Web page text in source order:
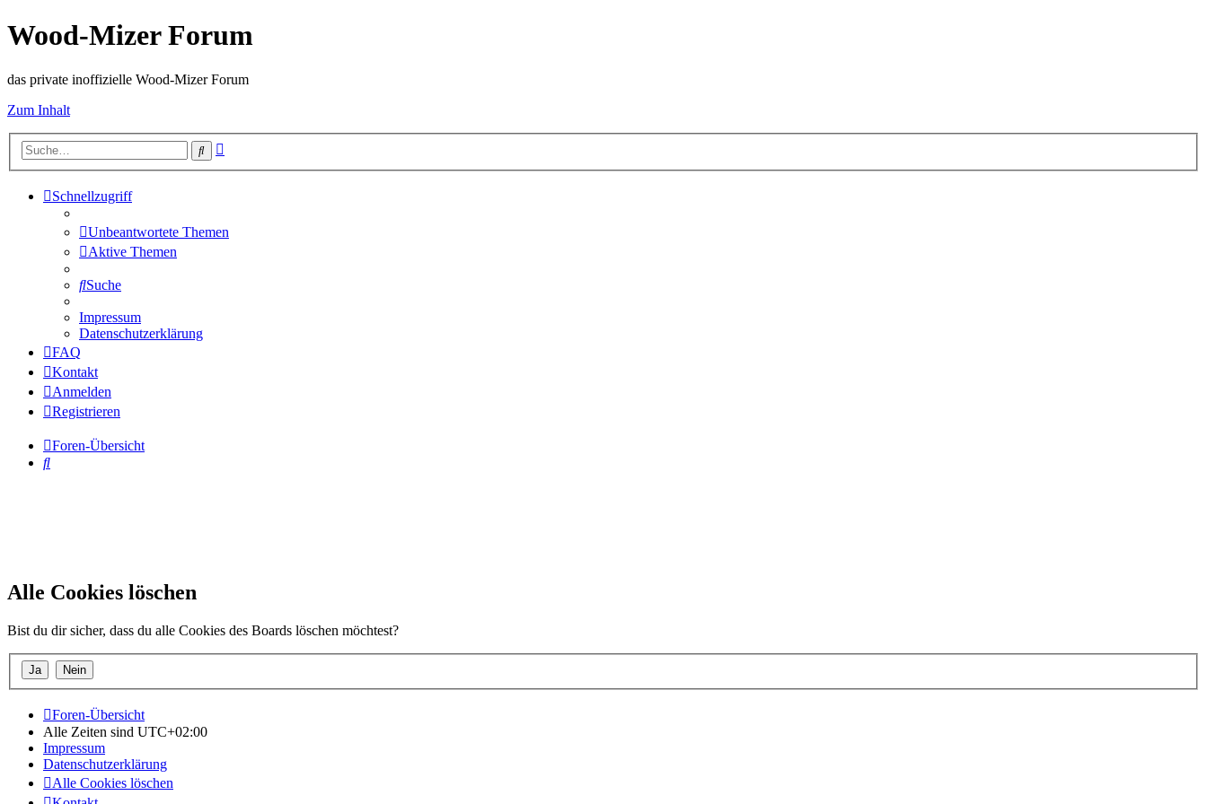
Wood-Mizer Forum
das private inoffizielle Wood-Mizer Forum
Zum Inhalt
Suche
Schnellzugriff
Unbeantwortete Themen
Aktive Themen
Suche
Impressum
Datenschutzerklärung
FAQ
Kontakt
Anmelden
Registrieren
Foren-Übersicht
Suche
Alle Cookies löschen
Bist du dir sicher, dass du alle Cookies des Boards löschen möchtest?
Foren-Übersicht
Alle Zeiten sind UTC+02:00
Impressum
Datenschutzerklärung
Alle Cookies löschen